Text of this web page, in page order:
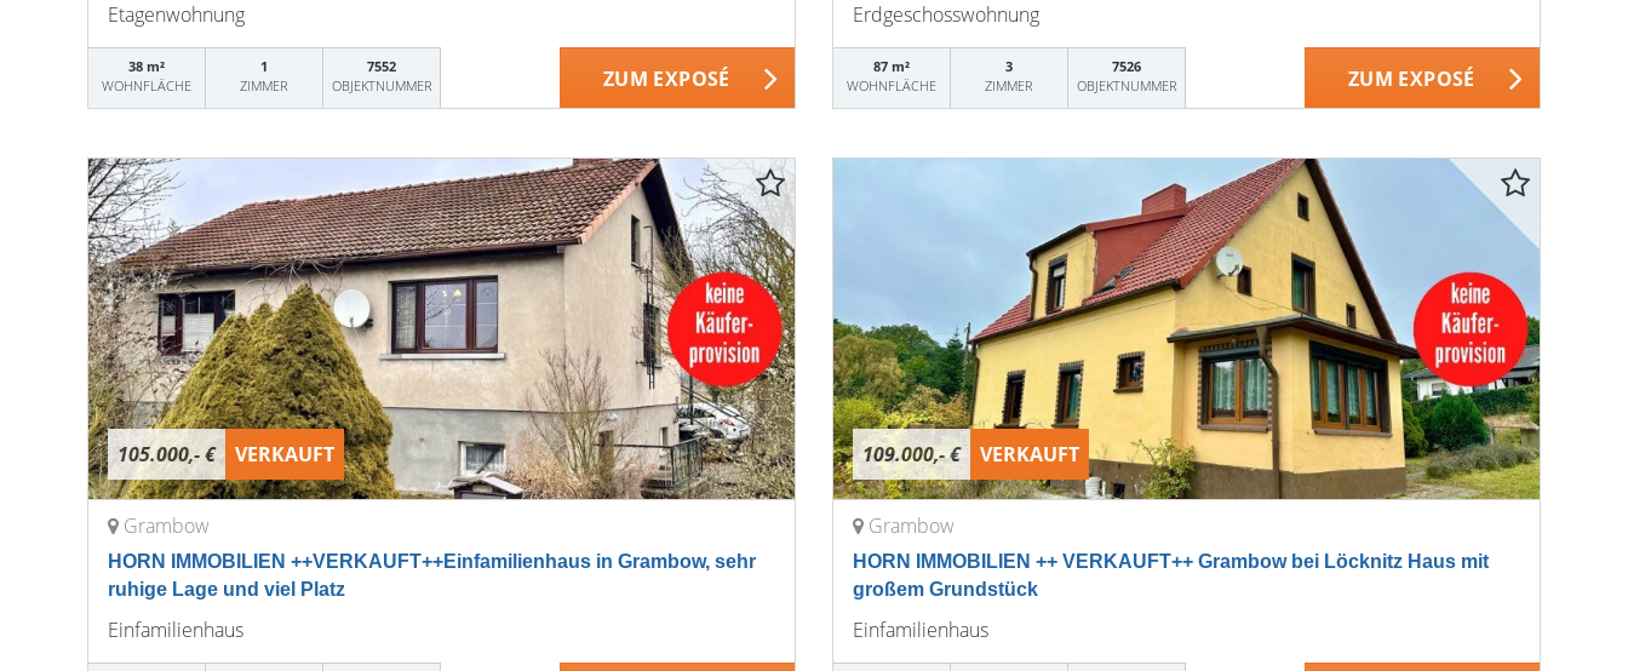
Etagenwohnung
38 m²
WOHNFLÄCHE
1
ZIMMER
7552
OBJEKTNUMMER
ZUM EXPOSÉ
Erdgeschosswohnung
87 m²
WOHNFLÄCHE
3
ZIMMER
7526
OBJEKTNUMMER
ZUM EXPOSÉ
105.000,- € VERKAUFT
Grambow
HORN IMMOBILIEN ++VERKAUFT++Einfamilienhaus in Grambow, sehr
ruhige Lage und viel Platz
Einfamilienhaus
109.000,- € VERKAUFT
Grambow
HORN IMMOBILIEN ++ VERKAUFT++ Grambow bei Löcknitz Haus mit
großem Grundstück
Einfamilienhaus